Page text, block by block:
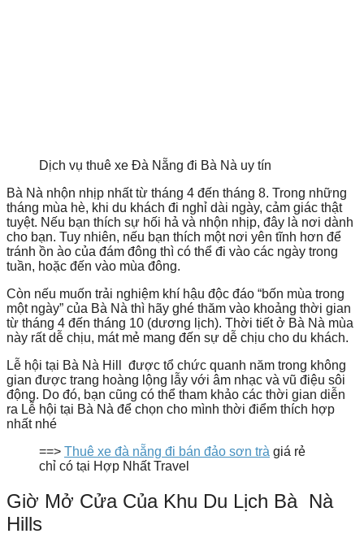
Dịch vụ thuê xe Đà Nẵng đi Bà Nà uy tín
Bà Nà nhộn nhịp nhất từ ​​tháng 4 đến tháng 8. Trong những
tháng mùa hè, khi du khách đi nghỉ dài ngày, cảm giác thật
tuyệt. Nếu bạn thích sự hối hả và nhộn nhịp, đây là nơi dành
cho bạn. Tuy nhiên, nếu bạn thích một nơi yên tĩnh hơn để
tránh ồn ào của đám đông thì có thể đi vào các ngày trong
tuần, hoặc đến vào mùa đông.
Còn nếu muốn trải nghiệm khí hậu độc đáo “bốn mùa trong
một ngày” của Bà Nà thì hãy ghé thăm vào khoảng thời gian
từ tháng 4 đến tháng 10 (dương lịch). Thời tiết ở Bà Nà mùa
này rất dễ chịu, mát mẻ mang đến sự dễ chịu cho du khách.
Lễ hội tại Bà Nà Hill được tổ chức quanh năm trong không
gian được trang hoàng lộng lẫy với âm nhạc và vũ điệu sôi
động. Do đó, bạn cũng có thể tham khảo các thời gian diễn
ra Lễ hội tại Bà Nà để chọn cho mình thời điểm thích hợp
nhất nhé
==> Thuê xe đà nẵng đi bán đảo sơn trà giá rẻ
chỉ có tại Hợp Nhất Travel
Giờ Mở Cửa Của Khu Du Lịch Bà Nà
Hills